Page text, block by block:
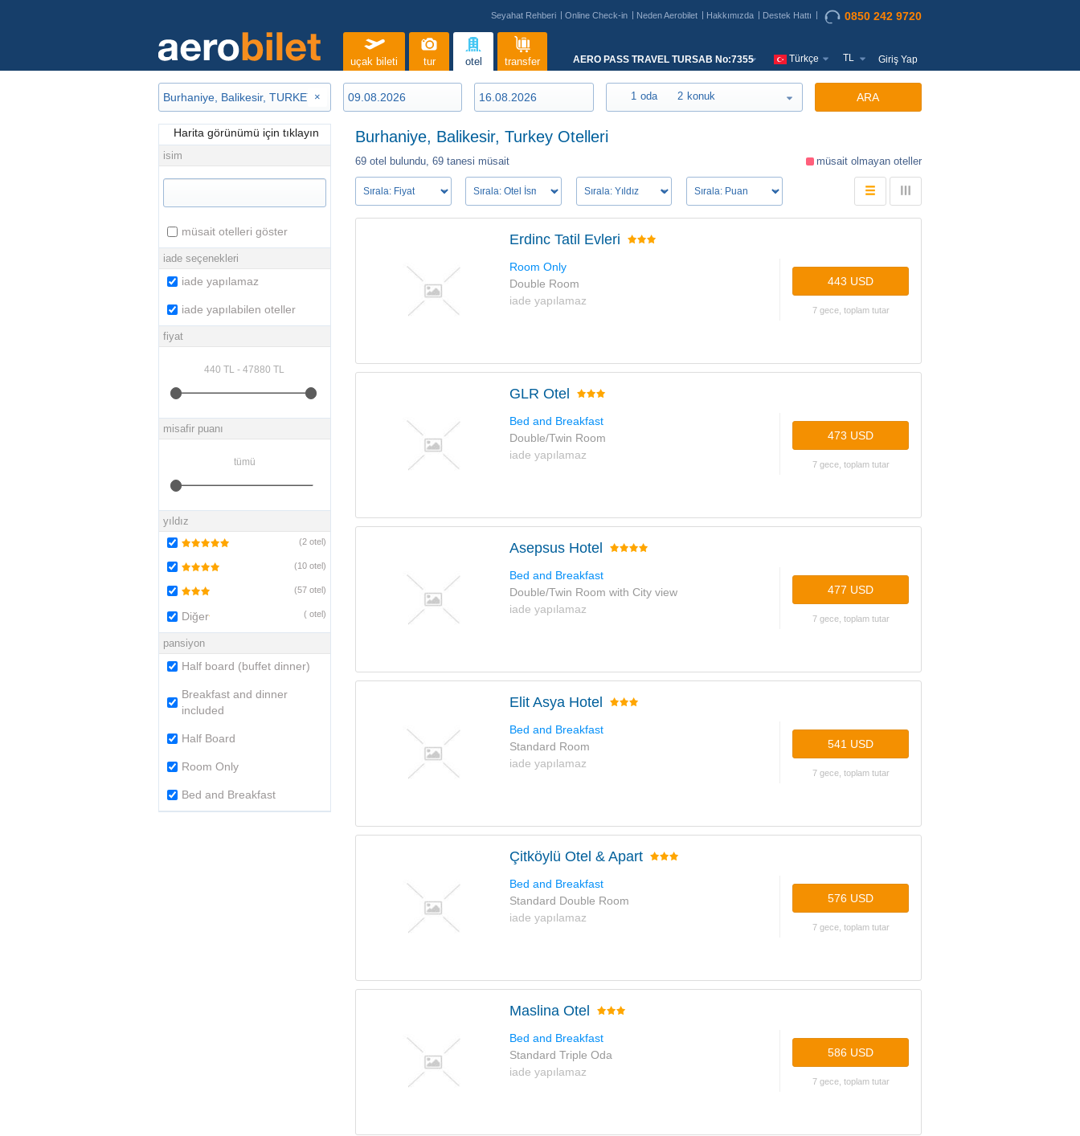
Seyahat Rehberi Online Check-in Neden Aerobilet Hakkımızda Destek Hattı 0850 242 9720
uçak bileti tur otel transfer AERO PASS TRAVEL TURSAB No:7355 Türkçe TL Giriş Yap
× 1 oda 2 konuk ARA
Harita görünümü için tıklayın
isim
müsait otelleri göster
iade seçenekleri
iade yapılamaz
iade yapılabilen oteller
fiyat
misafir puanı
yıldız
Diğer ( otel)
(57 otel)
(10 otel)
(2 otel)
pansiyon
Half board (buffet dinner)
Breakfast and dinner
included
Half Board
Room Only
Bed and Breakfast
Burhaniye, Balikesir, Turkey Otelleri
69 otel bulundu, 69 tanesi müsait müsait olmayan oteller
Erdinc Tatil Evleri
Room Only
Double Room
iade yapılamaz
443 USD
7 gece, toplam tutar
GLR Otel
Bed and Breakfast
Double/Twin Room
iade yapılamaz
473 USD
7 gece, toplam tutar
Asepsus Hotel
Bed and Breakfast
Double/Twin Room with City view
iade yapılamaz
477 USD
7 gece, toplam tutar
Elit Asya Hotel
Bed and Breakfast
Standard Room
iade yapılamaz
541 USD
7 gece, toplam tutar
Çitköylü Otel & Apart
Bed and Breakfast
Standard Double Room
iade yapılamaz
576 USD
7 gece, toplam tutar
Maslina Otel
Bed and Breakfast
Standard Triple Oda
iade yapılamaz
586 USD
7 gece, toplam tutar